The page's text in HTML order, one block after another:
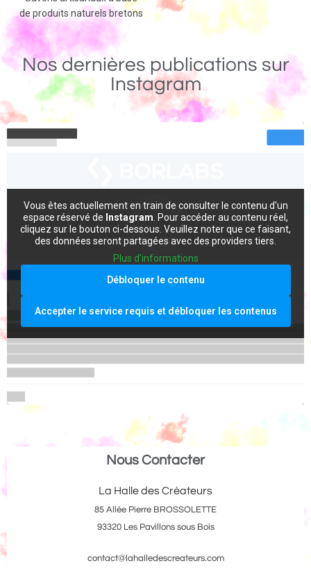
Nos dernières publications sur
Instagram
Vous êtes actuellement en train de consulter le contenu d'un
espace réservé de Instagram . Pour accéder au contenu réel,
cliquez sur le bouton ci-dessous. Veuillez noter que ce faisant,
des données seront partagées avec des providers tiers.
Plus d'informations
Débloquer le contenu
Accepter le service requis et débloquer les contenus
Nous Contacter
La Halle des Créateurs
85 Allée Pierre BROSSOLETTE
93320 Les Pavillons sous Bois
contact@lahalledescreateurs.com